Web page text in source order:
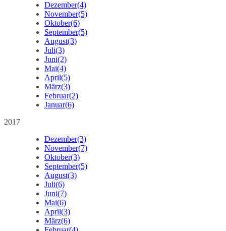
Dezember(4)
November(5)
Oktober(6)
September(5)
August(3)
Juli(3)
Juni(2)
Mai(4)
April(5)
März(3)
Februar(2)
Januar(6)
2017
Dezember(3)
November(7)
Oktober(3)
September(5)
August(3)
Juli(6)
Juni(7)
Mai(6)
April(3)
März(6)